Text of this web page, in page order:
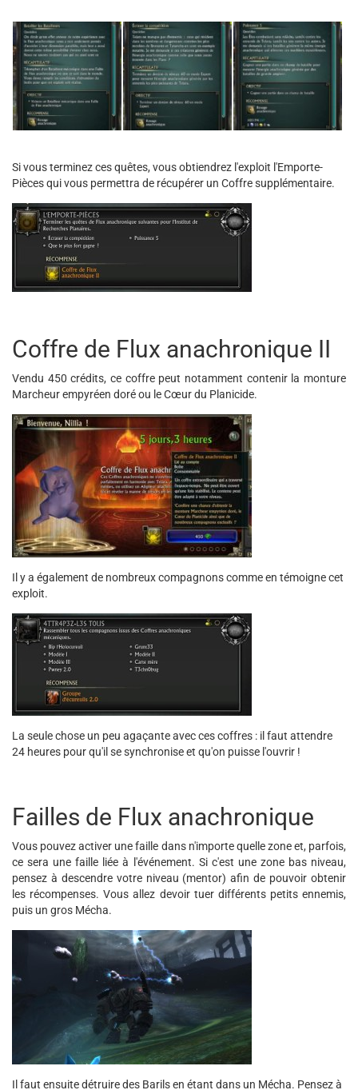
Si vous terminez ces quêtes, vous obtiendrez l'exploit l'Emporte-
Pièces qui vous permettra de récupérer un Coffre supplémentaire.
Coffre de Flux anachronique II
Vendu 450 crédits, ce coffre peut notamment contenir la monture
Marcheur empyréen doré ou le Cœur du Planicide.
Il y a également de nombreux compagnons comme en témoigne cet
exploit.
La seule chose un peu agaçante avec ces coffres : il faut attendre
24 heures pour qu'il se synchronise et qu'on puisse l'ouvrir !
Failles de Flux anachronique
Vous pouvez activer une faille dans n'importe quelle zone et, parfois,
ce sera une faille liée à l'événement. Si c'est une zone bas niveau,
pensez à descendre votre niveau (mentor) afin de pouvoir obtenir
les récompenses. Vous allez devoir tuer différents petits ennemis,
puis un gros Mécha.
Il faut ensuite détruire des Barils en étant dans un Mécha. Pensez à